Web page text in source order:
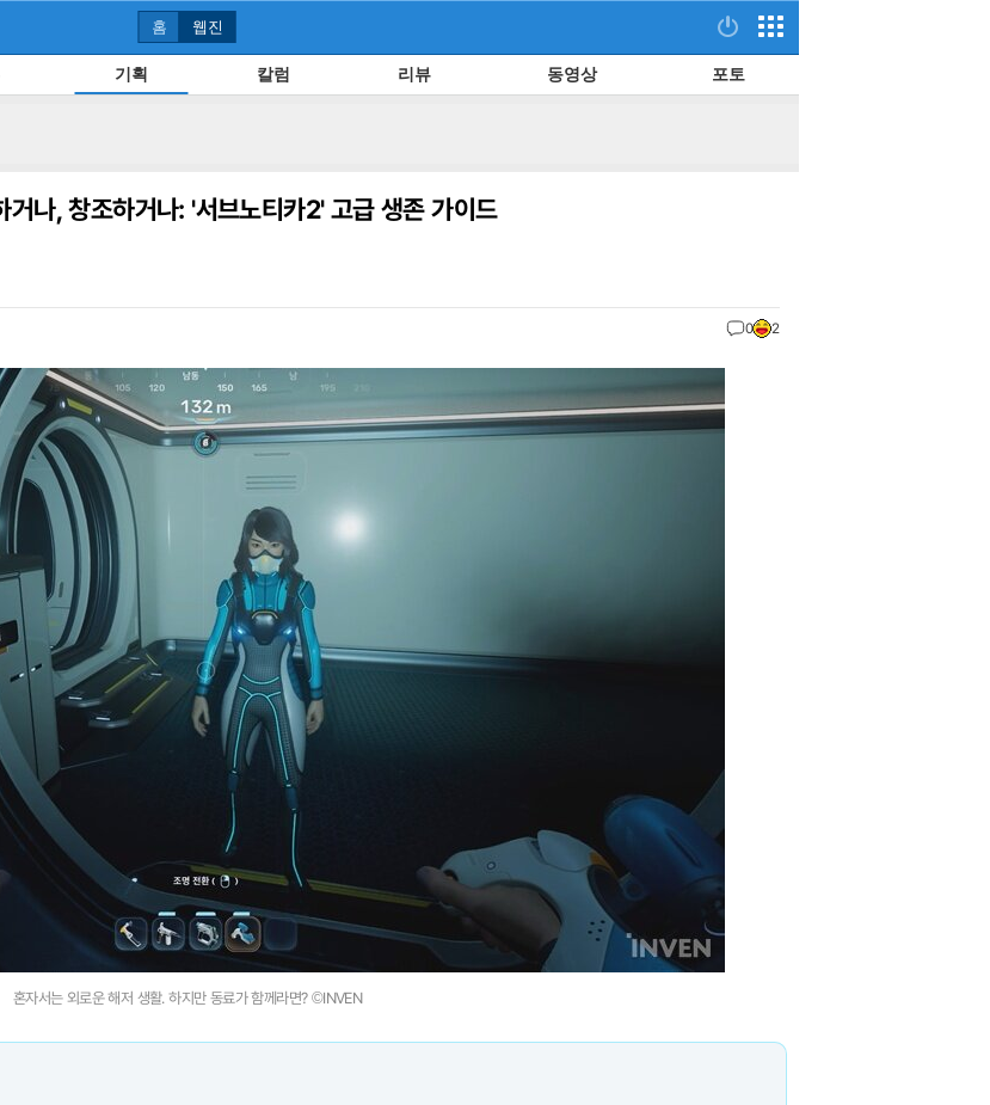
홈 웹진
기획 칼럼 리뷰 동영상 포토
나, 창조하거나: '서브노티카2' 고급 생존 가이드
0 2
혼자서는 외로운 해저 생활. 하지만 동료가 함께라면? ©INVEN